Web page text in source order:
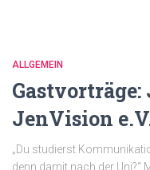
ALLGEMEIN
JenVision
„Du studierst
denn damit nach der Uni?“